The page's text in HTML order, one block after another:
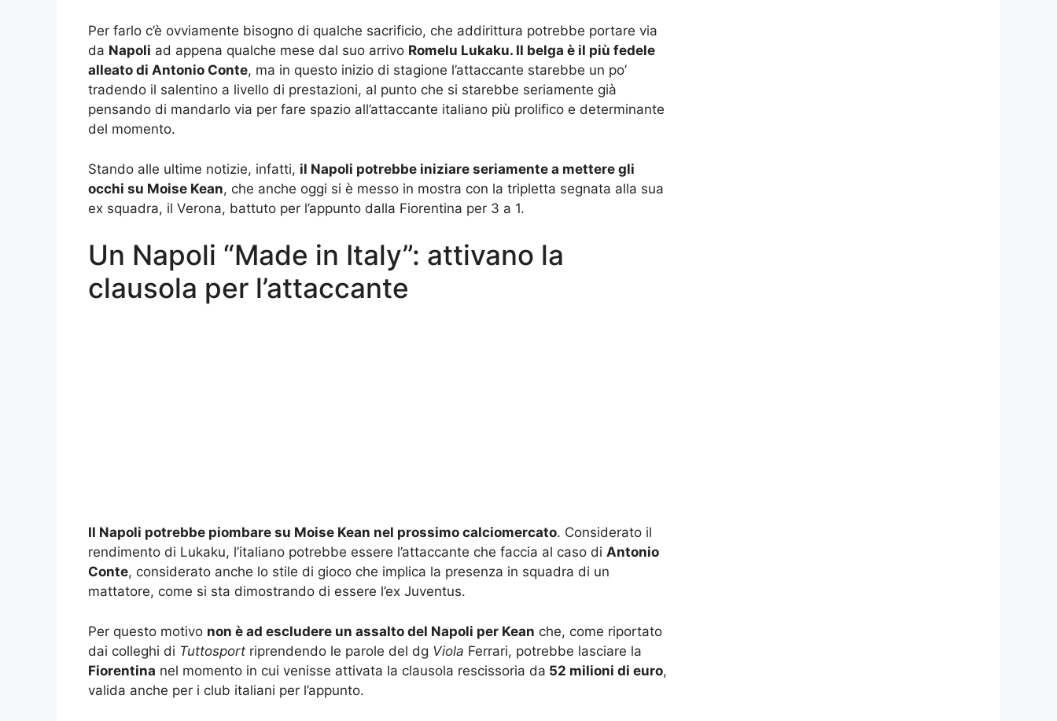
Per farlo c’è ovviamente bisogno di qualche sacrificio, che addirittura potrebbe portare via
da Napoli ad appena qualche mese dal suo arrivo Romelu Lukaku. Il belga è il più fedele
alleato di Antonio Conte, ma in questo inizio di stagione l’attaccante starebbe un po’
tradendo il salentino a livello di prestazioni, al punto che si starebbe seriamente già
pensando di mandarlo via per fare spazio all’attaccante italiano più prolifico e determinante
del momento.
Stando alle ultime notizie, infatti, il Napoli potrebbe iniziare seriamente a mettere gli
occhi su Moise Kean, che anche oggi si è messo in mostra con la tripletta segnata alla sua
ex squadra, il Verona, battuto per l’appunto dalla Fiorentina per 3 a 1.
Un Napoli “Made in Italy”: attivano la
clausola per l’attaccante
Il Napoli potrebbe piombare su Moise Kean nel prossimo calciomercato. Considerato il
rendimento di Lukaku, l’italiano potrebbe essere l’attaccante che faccia al caso di Antonio
Conte, considerato anche lo stile di gioco che implica la presenza in squadra di un
mattatore, come si sta dimostrando di essere l’ex Juventus.
Per questo motivo non è ad escludere un assalto del Napoli per Kean che, come riportato
dai colleghi di Tuttosport riprendendo le parole del dg Viola Ferrari, potrebbe lasciare la
Fiorentina nel momento in cui venisse attivata la clausola rescissoria da 52 milioni di euro,
valida anche per i club italiani per l’appunto.